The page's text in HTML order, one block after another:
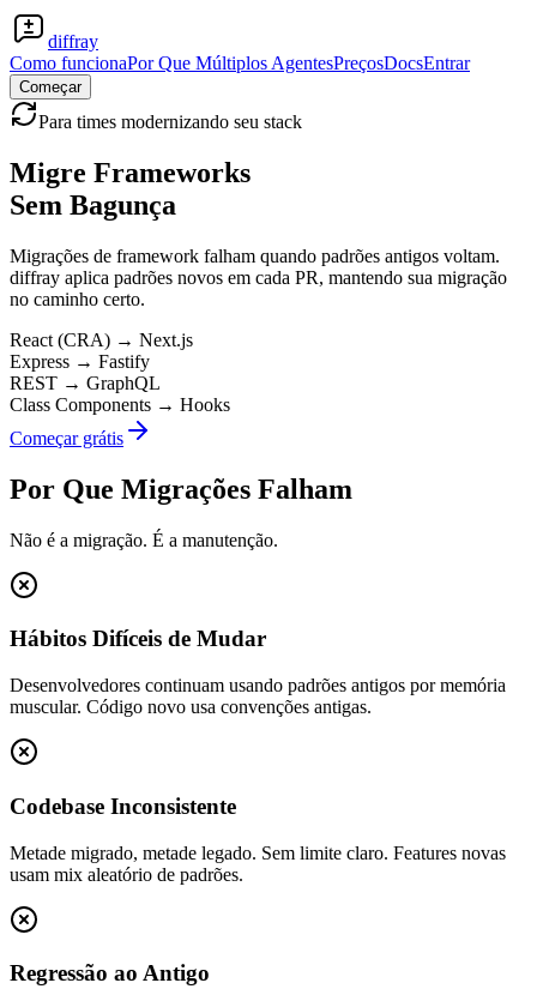
diffray
Como funcionaPor Que Múltiplos AgentesPreçosDocsEntrar
Começar
Para times modernizando seu stack
Migre Frameworks
Sem Bagunça
Migrações de framework falham quando padrões antigos voltam.
diffray aplica padrões novos em cada PR, mantendo sua migração
no caminho certo.
React (CRA) → Next.js
Express → Fastify
REST → GraphQL
Class Components → Hooks
Começar grátis
Por Que Migrações Falham
Não é a migração. É a manutenção.
Hábitos Difíceis de Mudar
Desenvolvedores continuam usando padrões antigos por memória
muscular. Código novo usa convenções antigas.
Codebase Inconsistente
Metade migrado, metade legado. Sem limite claro. Features novas
usam mix aleatório de padrões.
Regressão ao Antigo